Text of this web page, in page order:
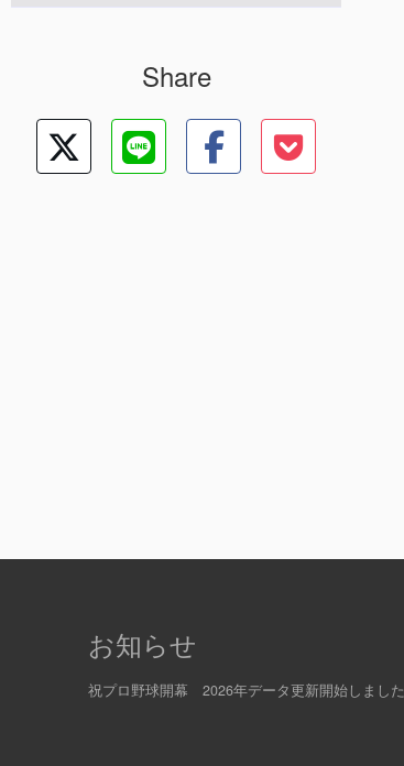
Share
お知らせ
祝プロ野球開幕 2026年データ更新開始しました